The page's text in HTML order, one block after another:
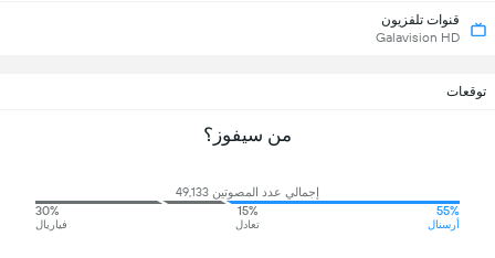
قنوات تلفزيون
Galavision HD
توقعات
من سيفوز؟
إجمالي عدد المصوتين 49,133
55%
أرسنال
15%
تعادل
30%
فياريال